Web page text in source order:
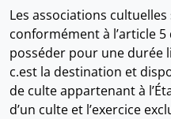
Les associations
conformément à l’article
posséder pour une durée
c.est la destination et
de culte appartenant à
d’un culte et l’exercice